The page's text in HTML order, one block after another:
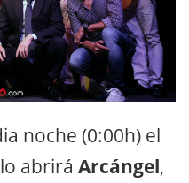
noche (0:00h) el
lo abrirá Arcángel,